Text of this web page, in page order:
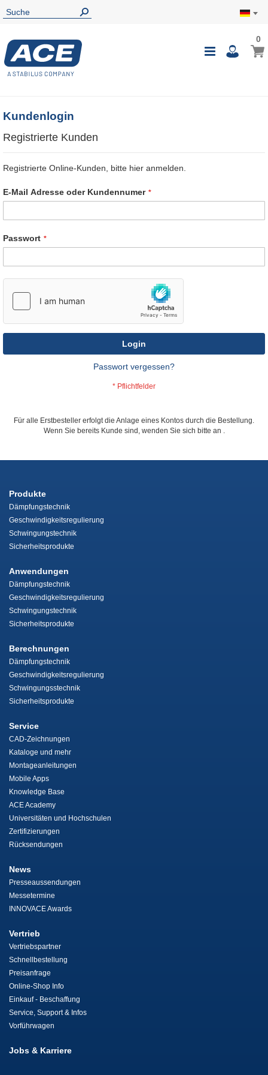
00
Kundenlogin
Registrierte Kunden
Registrierte Online-Kunden, bitte hier anmelden.
E-Mail Adresse oder Kundennumer
Passwort
Login
Passwort vergessen?
Für alle Erstbesteller erfolgt die Anlage eines Kontos durch die Bestellung.
Wenn Sie bereits Kunde sind, wenden Sie sich bitte an .
Produkte
Dämpfungstechnik
Geschwindigkeitsregulierung
Schwingungstechnik
Sicherheitsprodukte
Anwendungen
Dämpfungstechnik
Geschwindigkeitsregulierung
Schwingungstechnik
Sicherheitsprodukte
Berechnungen
Dämpfungstechnik
Geschwindigkeitsregulierung
Schwingungsstechnik
Sicherheitsprodukte
Service
CAD-Zeichnungen
Kataloge und mehr
Montageanleitungen
Mobile Apps
Knowledge Base
ACE Academy
Universitäten und Hochschulen
Zertifizierungen
Rücksendungen
News
Presseaussendungen
Messetermine
INNOVACE Awards
Vertrieb
Vertriebspartner
Schnellbestellung
Preisanfrage
Online-Shop Info
Einkauf - Beschaffung
Service, Support & Infos
Vorführwagen
Jobs & Karriere